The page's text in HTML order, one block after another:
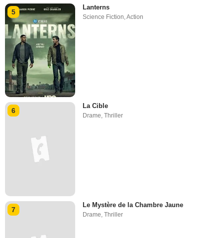
5
Lanterns
Science Fiction,Action
6
La Cible
Drame,Thriller
7
Le Mystère de la Chambre Jaune
Drame ,Thriller